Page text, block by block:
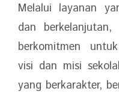
Melalui layanan
dan
berkomitmen
visi dan misi
yang berkarakter,